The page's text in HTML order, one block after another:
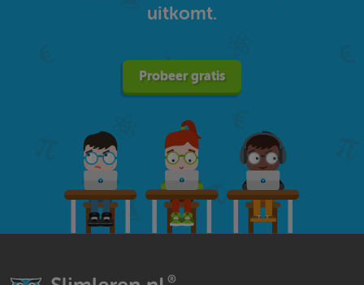
uitkomt.
Probeer gratis